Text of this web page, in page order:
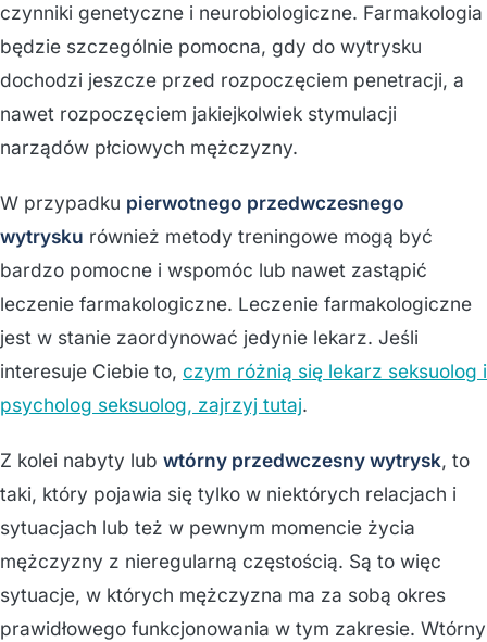
czynniki genetyczne i neurobiologiczne. Farmakologia
będzie szczególnie pomocna, gdy do wytrysku
dochodzi jeszcze przed rozpoczęciem penetracji, a
nawet rozpoczęciem jakiejkolwiek stymulacji
narządów płciowych mężczyzny.
W przypadku pierwotnego przedwczesnego
wytrysku również metody treningowe mogą być
bardzo pomocne i wspomóc lub nawet zastąpić
leczenie farmakologiczne. Leczenie farmakologiczne
jest w stanie zaordynować jedynie lekarz. Jeśli
interesuje Ciebie to, czym różnią się lekarz seksuolog i
psycholog seksuolog, zajrzyj tutaj.
Z kolei nabyty lub wtórny przedwczesny wytrysk, to
taki, który pojawia się tylko w niektórych relacjach i
sytuacjach lub też w pewnym momencie życia
mężczyzny z nieregularną częstością. Są to więc
sytuacje, w których mężczyzna ma za sobą okres
prawidłowego funkcjonowania w tym zakresie. Wtórny